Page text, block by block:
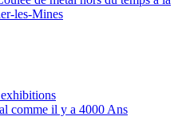
les-Mines
comme il y a 4000 Ans